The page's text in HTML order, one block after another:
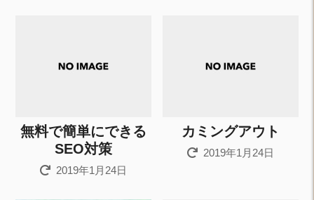
無料で簡単にできる
SEO対策
2019年1月24日
カミングアウト
2019年1月24日